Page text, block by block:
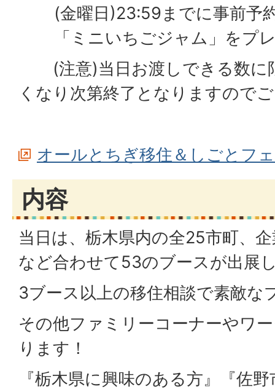
(金曜日)23:59までに事前予
「ミニいちごジャム」をプ
(注意)当日お渡しできる数に
くなり次第終了となりますので
オールとちぎ移住＆しごとフ
内容
当日は、栃木県内の全25市町、
など合わせて53のブースが出展
3ブース以上の移住相談で素敵な
その他ファミリーコーナーやワ
ります！
『栃木県に興味のある方』『佐